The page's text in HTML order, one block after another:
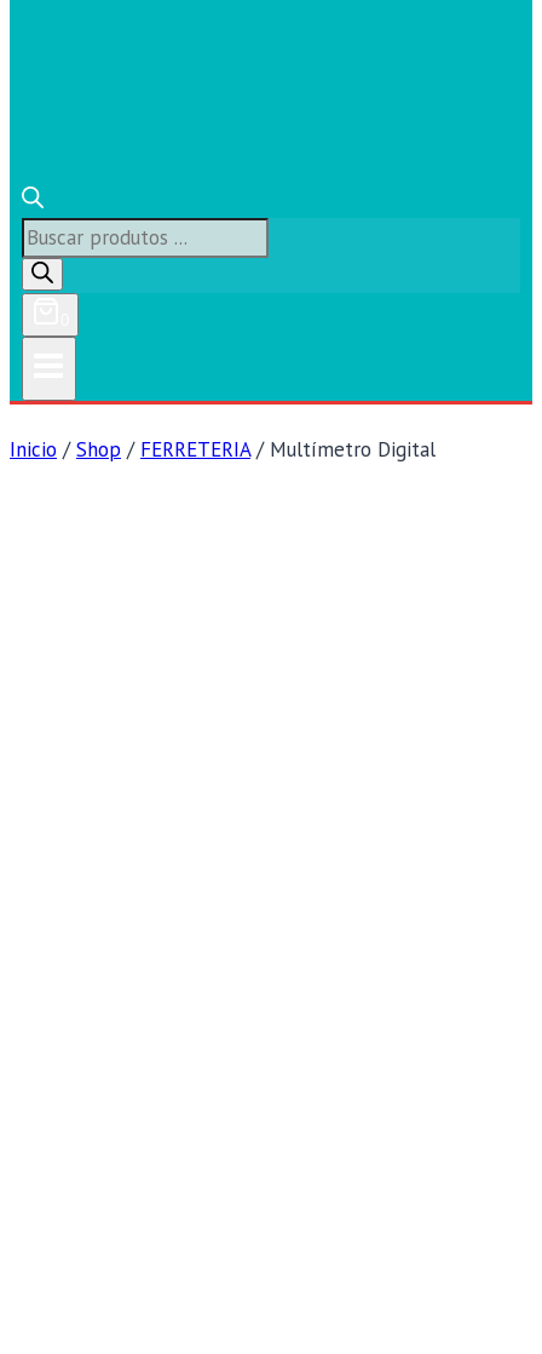
Búsqueda
de
productos
Inicio / Shop / FERRETERIA / Multímetro Digital